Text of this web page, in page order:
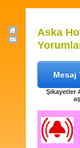
Aska
Mesaj
Şikayetler